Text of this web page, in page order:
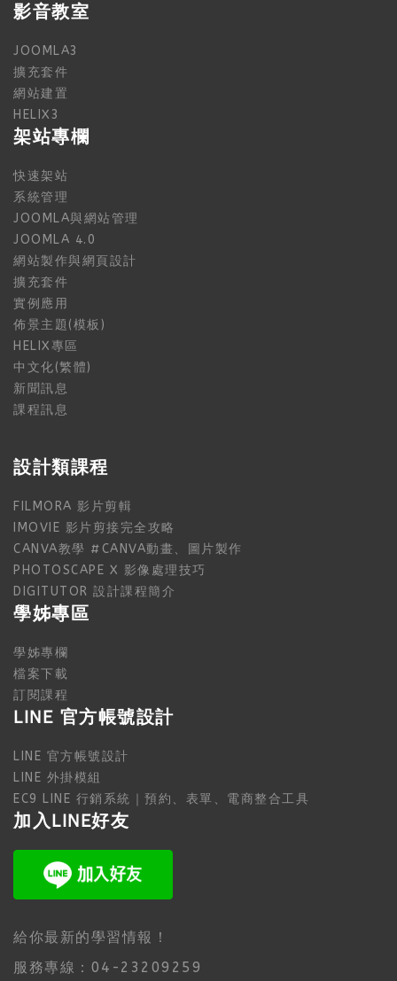
影音教室
JOOMLA3
擴充套件
網站建置
HELIX3
架站專欄
快速架站
系統管理
JOOMLA與網站管理
JOOMLA 4.0
網站製作與網頁設計
擴充套件
實例應用
佈景主題(模板)
HELIX專區
中文化(繁體)
新聞訊息
課程訊息
設計類課程
FILMORA 影片剪輯
IMOVIE 影片剪接完全攻略
CANVA教學 #CANVA動畫、圖片製作
PHOTOSCAPE X 影像處理技巧
DIGITUTOR 設計課程簡介
學姊專區
學姊專欄
檔案下載
訂閱課程
LINE 官方帳號設計
LINE 官方帳號設計
LINE 外掛模組
EC9 LINE 行銷系統｜預約、表單、電商整合工具
加入LINE好友
給你最新的學習情報！
服務專線：04-23209259